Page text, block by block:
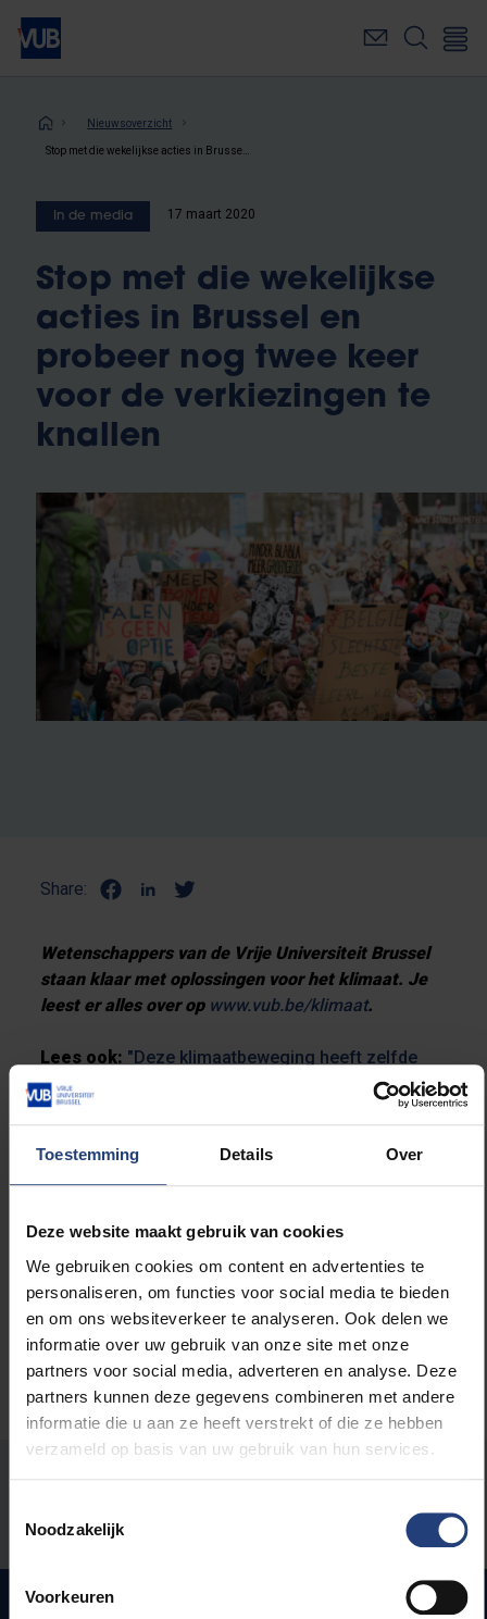
Toestemming Details Over
Deze website maakt gebruik van cookies
We gebruiken cookies om content en advertenties te
personaliseren, om functies voor social media te bieden
en om ons websiteverkeer te analyseren. Ook delen we
informatie over uw gebruik van onze site met onze
partners voor social media, adverteren en analyse. Deze
partners kunnen deze gegevens combineren met andere
informatie die u aan ze heeft verstrekt of die ze hebben
verzameld op basis van uw gebruik van hun services.
Noodzakelijk
Voorkeuren
Overslaan
naar
inhoudKruimelpad
Nieuwsoverzicht
In de media 17 maart 2020
Stop met die wekelijkse
acties in Brussel en
probeer nog twee keer
voor de verkiezingen te
knallen
Share:
Wetenschappers van de Vrije Universiteit Brussel
staan klaar met oplossingen voor het klimaat. Je
leest er alles over op www.vub.be/klimaat.
Lees ook: "Deze klimaatbeweging heeft zelfde
potentieel als antirakettenbetogingen in 1983"
Maatschappij en engagement